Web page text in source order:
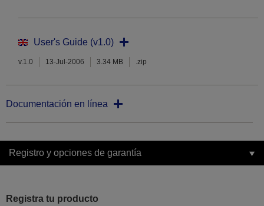
User's Guide (v1.0)
v.1.0 13-Jul-2006 3.34 MB .zip
Documentación en línea
Registro y opciones de garantía
Registra tu producto